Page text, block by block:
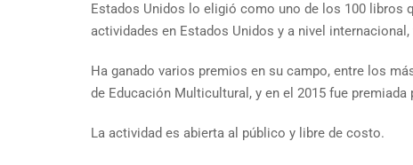
Estados Unidos lo eligió como uno de los 100 libros
actividades en Estados Unidos y a nivel
Ha ganado varios premios en su campo, entre los
de Educación Multicultural, y en el 2015 fue
La actividad es abierta al público y libre de costo.